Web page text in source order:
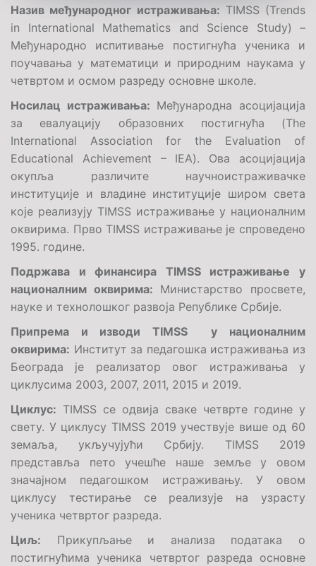
Назив међународног истраживања: TIMSS (Trends
in International Mathematics and Science Study) –
Међународно испитивање постигнућа ученика и
поучавања у математици и природним наукама у
четвртом и осмом разреду основне школе.
Носилац истраживања: Међународна асоцијација
за евалуацију образовних постигнућа (The
International Association for the Evaluation of
Educational Achievement – IEA). Ова асоцијација
окупља различите научноистраживачке
институције и владине институције широм света
које реализују TIMSS истраживање у националним
оквирима. Прво TIMSS истраживање је спроведено
1995. године.
Подржава и финансира TIMSSистраживање у
националним оквирима: Министарство просвете,
науке и технолошког развоја Републике Србије.
Припрема и изводи TIMSS у националним
оквирима: Институт за педагошка истраживања из
Београда је реализатор овог истраживања у
циклусима 2003, 2007, 2011, 2015 и 2019.
Циклус: TIMSS се одвија сваке четврте године у
свету. У циклусу TIMSS 2019 учествује више од 60
земаља, укључујући Србију. TIMSS 2019
представља пето учешће наше земље у овом
значајном педагошком истраживању. У овом
циклусу тестирање се реализује на узрасту
ученика четвртог разреда.
Циљ: Прикупљање и анализа података о
постигнућима ученика четвртог разреда основне